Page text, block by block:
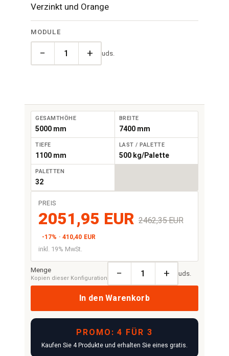
Verzinkt und Orange
MODULE
− + uds.
GESAMTHÖHE
5000 mm
BREITE
7400 mm
TIEFE
1100 mm
LAST / PALETTE
500 kg/Palette
PALETTEN
32
PREIS
2051,95 EUR 2462,35 EUR
-17% · 410,40 EUR
inkl. 19% MwSt.
Menge
Kopien dieser Konfiguration − + uds.
In den Warenkorb
PROMO: 4 FÜR 3
Kaufen Sie 4 Produkte und erhalten Sie eines gratis.